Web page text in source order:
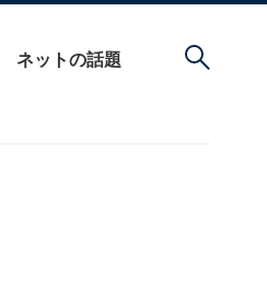
ネットの話題